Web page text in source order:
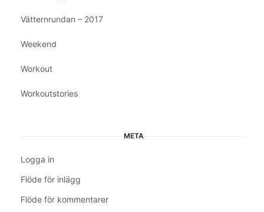
Vätternrundan – 2017
Weekend
Workout
Workoutstories
META
Logga in
Flöde för inlägg
Flöde för kommentarer